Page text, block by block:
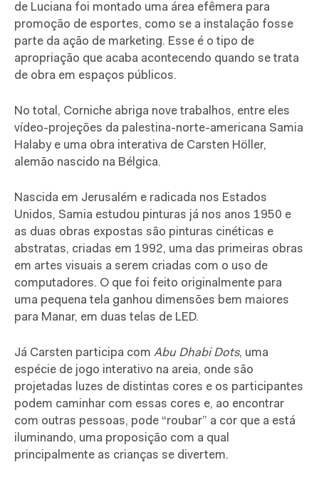
de Luciana foi montado uma área efêmera para
promoção de esportes, como se a instalação fosse
parte da ação de marketing. Esse é o tipo de
apropriação que acaba acontecendo quando se trata
de obra em espaços públicos.
No total, Corniche abriga nove trabalhos, entre eles
vídeo-projeções da palestina-norte-americana Samia
Halaby e uma obra interativa de Carsten Höller,
alemão nascido na Bélgica.
Nascida em Jerusalém e radicada nos Estados
Unidos, Samia estudou pinturas já nos anos 1950 e
as duas obras expostas são pinturas cinéticas e
abstratas, criadas em 1992, uma das primeiras obras
em artes visuais a serem criadas com o uso de
computadores. O que foi feito originalmente para
uma pequena tela ganhou dimensões bem maiores
para Manar, em duas telas de LED.
Já Carsten participa com Abu Dhabi Dots, uma
espécie de jogo interativo na areia, onde são
projetadas luzes de distintas cores e os participantes
podem caminhar com essas cores e, ao encontrar
com outras pessoas, pode “roubar” a cor que a está
iluminando, uma proposição com a qual
principalmente as crianças se divertem.